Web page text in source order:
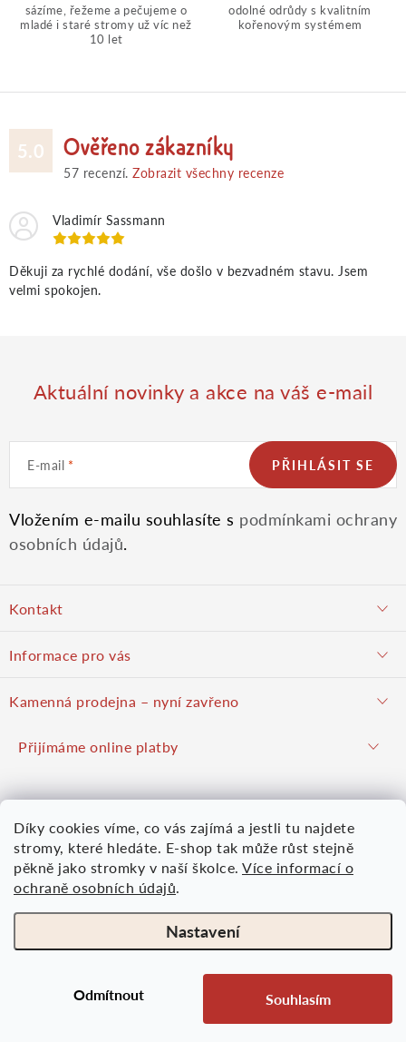
Díky cookies víme, co vás zajímá a jestli tu najdete
stromy, které hledáte. E-shop tak může růst stejně
pěkně jako stromky v naší školce. Více informací o
ochraně osobních údajů.
Nastavení
Odmítnout Souhlasím
y
v
p
i
sázíme, řežeme a pečujeme o
mladé i staré stromy už víc než
10 let
odolné odrůdy s kvalitním
kořenovým systémem
5.0 Ověřeno zákazníky
57 recenzí. Zobrazit všechny recenze
Vladimír Sassmann
Děkuji za rychlé dodání, vše došlo v bezvadném stavu. Jsem
velmi spokojen.
Aktuální novinky a akce na váš e-mail
E-mail
Vložením e-mailu souhlasíte s podmínkami ochrany
osobních údajů.
PŘIHLÁSIT SE
p
t
Kontakt
Informace pro vás
Hodnocení obchodu
Kontakt
Obchodní podmínky
Osobní údaje
Moje objednávka
Kamenná prodejna – nyní zavřeno
Více informací
Přijímáme online platby
Nákupní košík
0KS /
Vytvořil Shoptet
Copyright 2026Ovocná školka Potulného sadaře . Všechna práva vyhrazena.